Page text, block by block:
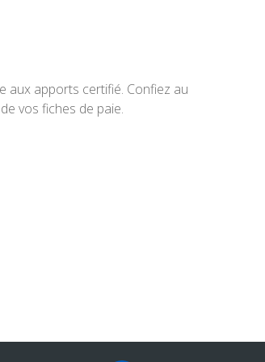
aux apports certifié. Confiez au
vos fiches de paie.